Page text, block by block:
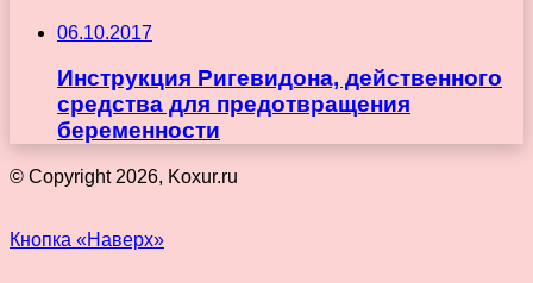
06.10.2017
Инструкция Ригевидона, действенного
средства для предотвращения
беременности
© Copyright 2026, Koxur.ru
Кнопка «Наверх»